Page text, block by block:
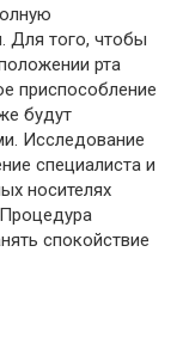
Для того, чтобы
рта
приспособление
будут
Исследование
специалиста и
носителях
спокойствие